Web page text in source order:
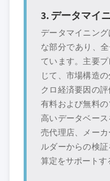
3. データマイ
データマイニン
な部分であり、
ています。主要
じて、市場構造
クロ経済要因の
有料および無料
高いデータベー
売代理店、メー
ルダーからの検
算定をサポートす